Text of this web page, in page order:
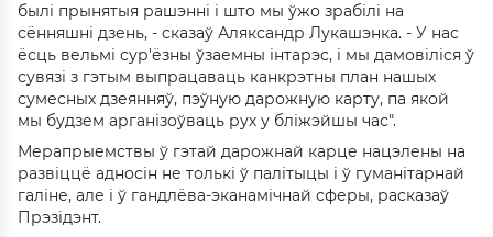
былі прынятыя рашэнні і што мы ўжо зрабілі на
сённяшні дзень, - сказаў Аляксандр Лукашэнка. - У нас
ёсць вельмі сур'ёзны ўзаемны інтарэс, і мы дамовіліся ў
сувязі з гэтым выпрацаваць канкрэтны план нашых
сумесных дзеянняў, пэўную дарожную карту, па якой
мы будзем арганізоўваць рух у бліжэйшы час".
Мерапрыемствы ў гэтай дарожнай карце нацэлены на
развіццё адносін не толькі ў палітыцы і ў гуманітарнай
галіне, але і ў гандлёва-эканамічнай сферы, расказаў
Прэзідэнт.